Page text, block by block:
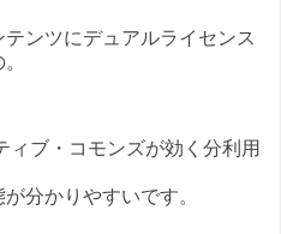
ンツにデュアルライセンス
ィブ・コモンズが効く分利用
分かりやすいです。